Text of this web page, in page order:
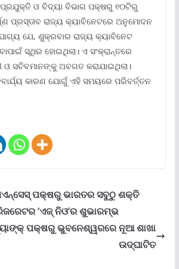
ପ୍ରଯୁକ୍ତି ଓ ବିଦ୍ୟା ବିଭାଗ ପକ୍ଷରୁ ୧୦ଟିରୁ
ପ୍ରସ୍ତାବ ରାଜ୍ୟ କ୍ୟାବିନେଟରେ ଅନୁମୋଦନ
ଯେ, ଶୁକ୍ରବାର ରାଜ୍ୟ କ୍ୟାବିନେଟ
ସ୍ଥିର ହୋଇଥିଲା। ଏ ସଂକ୍ରାନ୍ତରେ
ଓ ସଚିବମାନଙ୍କୁ ଅବଗତ କରାଯାଇଥିଲା।
କାରଣ ଯୋଗୁଁ ଏହି ସମୟରେ ପରିବର୍ତ୍ତନ
ପକ୍ଷରୁ ଭାରତର ସବୁଠୁ ଶକ୍ତି
‘ଏଜ୍ ନିଓ’ର ଶୁଭାରମ୍ଭ
ପକ୍ଷରୁ ଭୁବନେଶ୍ୱରରେ ନୂଆ ଶାଖା
ଉଦ୍‌ଘାଟିତ